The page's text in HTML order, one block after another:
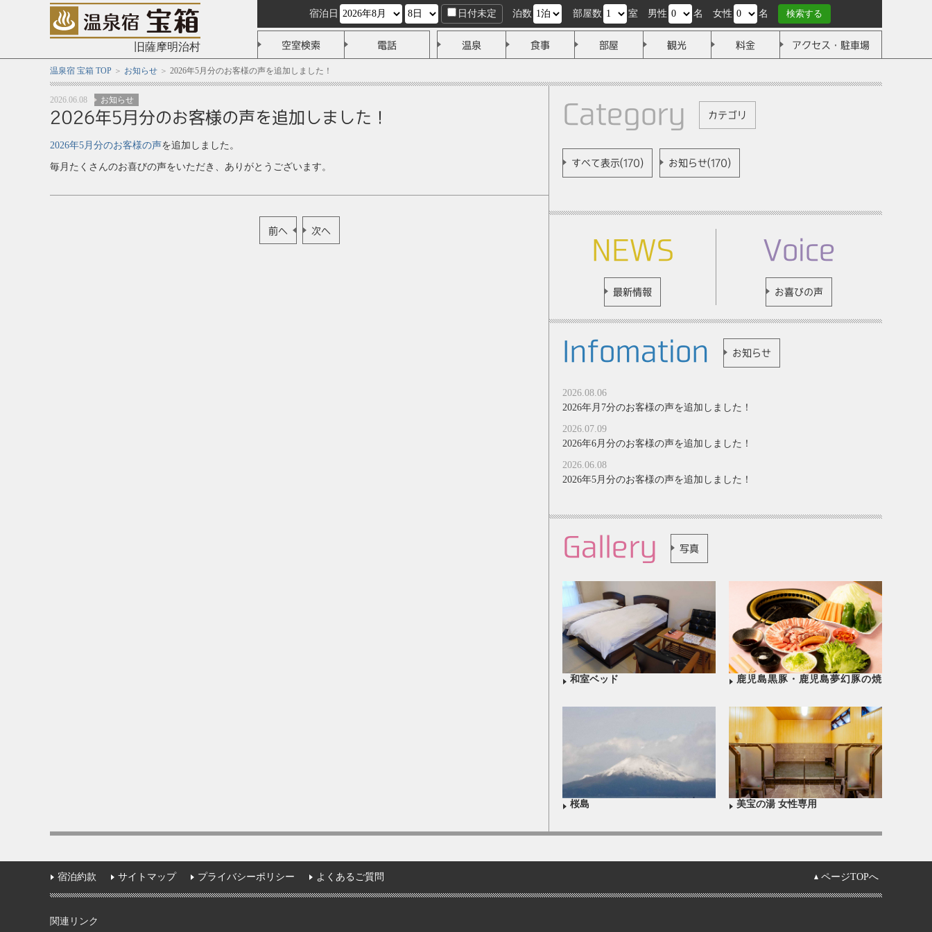
旧薩摩明治村
宿泊日 日付未定 泊数 部屋数 室 男性 名 女性 名 検索する
空室検索 電話 温泉 食事 部屋 観光 料金 アクセス・駐車場
温泉宿 宝箱 TOP お知らせ 2026年5月分のお客様の声を追加しました！
2026.06.08 お知らせ
2026年5月分のお客様の声を追加しました！
2026年5月分のお客様の声を追加しました。
毎月たくさんのお喜びの声をいただき、ありがとうございます。
前へ 次へ
Category カテゴリ
すべて表示(170) お知らせ(170)
NEWS
最新情報
Voice
お喜びの声
Infomation お知らせ
2026.08.06
2026年月7分のお客様の声を追加しました！
2026.07.09
2026年6月分のお客様の声を追加しました！
2026.06.08
2026年5月分のお客様の声を追加しました！
Gallery 写真
和室ベッド
鹿児島黒豚・鹿児島夢幻豚の焼
桜島 美宝の湯 女性専用
宿泊約款 サイトマップ プライバシーポリシー よくあるご質問 ページTOPへ
関連リンク